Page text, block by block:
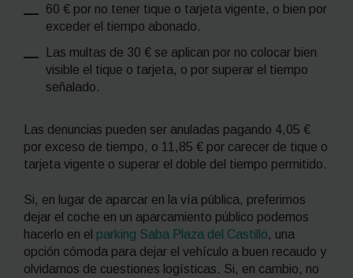
60 € por no tener tique o tarjeta vigente, o bien por
exceder el tiempo abonado.
Las multas de 30 € se aplican por no colocar bien
visible el tique o tarjeta, o por superar el tiempo
señalado.
Las denuncias pueden ser anuladas pagando 4,05 €
por exceso de tiempo, o 11,85 € por carecer de tique o
tarjeta vigente o superar el doble del tiempo permitido.
Si, en lugar de aparcar en la vía pública, preferimos
dejar el coche en un aparcamiento público podemos
hacerlo en el parking Saba Plaza del Castillo, una
opción cómoda para dejar el vehículo a buen recaudo y
olvidarnos de cuestiones logísticas. Si, en cambio, no